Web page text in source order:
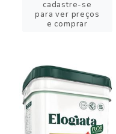
cadastre-se
para ver preços
e comprar